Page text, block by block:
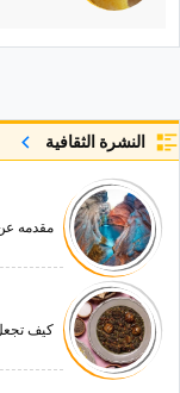
النشرة الثقافية
مقدمه
کیف